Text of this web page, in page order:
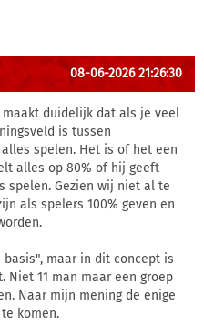
08-06-2026 21:26:30
duidelijk dat als je veel
is tussen
spelen. Het is of het een
alles op 80% of hij geeft
spelen. Gezien wij niet al te
als spelers 100% geven en
maar in dit concept is
Niet 11 man maar een groep
Naar mijn mening de enige
komen.